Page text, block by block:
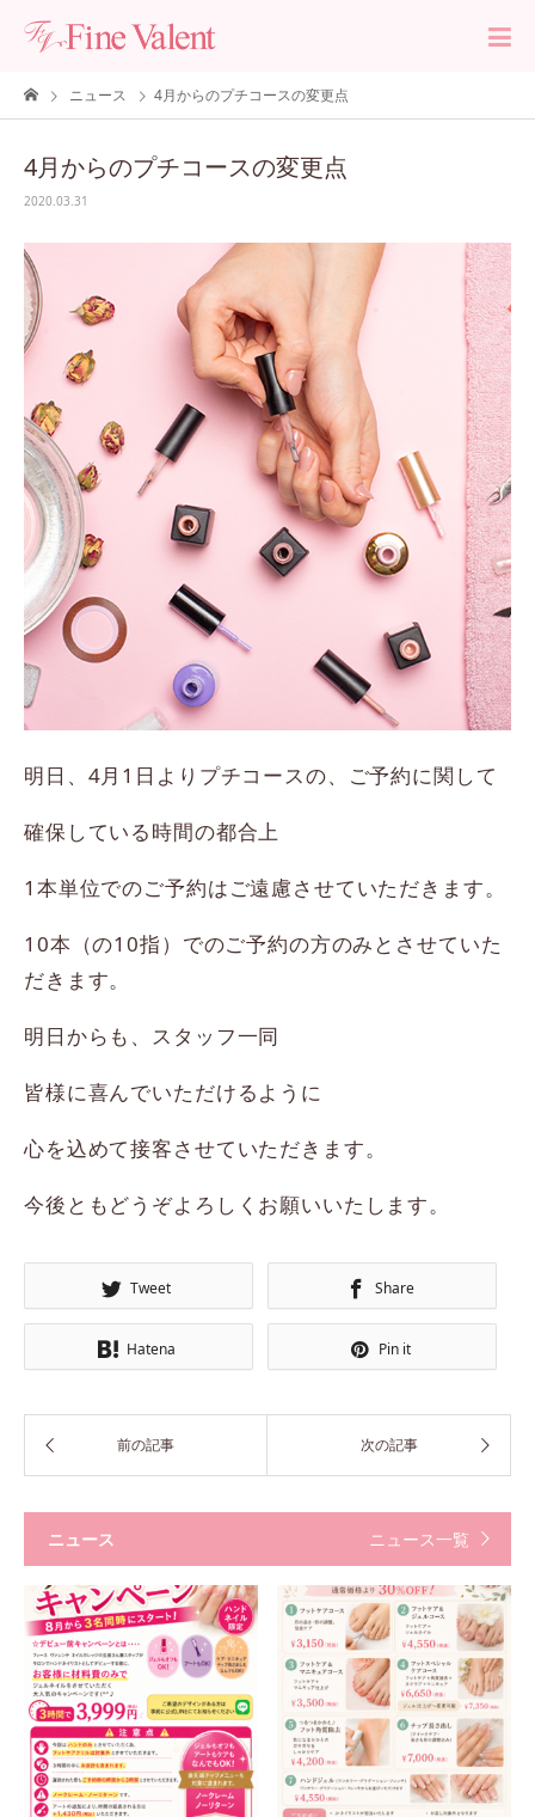
ニュース 4月からのプチコースの変更点
4月からのプチコースの変更点
2020.03.31
明日、4月1日よりプチコースの、ご予約に関して
確保している時間の都合上
1本単位でのご予約はご遠慮させていただきます。
10本（の10指）でのご予約の方のみとさせていた
だきます。
明日からも、スタッフ一同
皆様に喜んでいただけるように
心を込めて接客させていただきます。
今後ともどうぞよろしくお願いいたします。
Tweet Share
Hatena Pin it
ニュース ニュース一覧